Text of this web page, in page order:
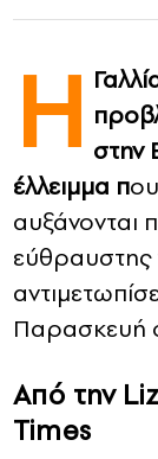
ADVERTISE
Η στην
έλλειμμα π
αυξάνονται
εύθραυστης
Παρασκευή
Από την
Times